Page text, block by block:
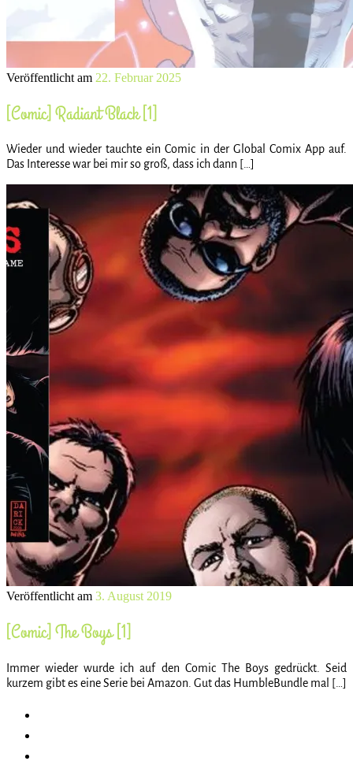
Veröffentlicht am 22. Februar 2025
[Comic] Radiant Black [1]
Wieder und wieder tauchte ein Comic in der Global Comix App auf.
Das Interesse war bei mir so groß, dass ich dann […]
Veröffentlicht am 3. August 2019
[Comic] The Boys [1]
Immer wieder wurde ich auf den Comic The Boys gedrückt. Seid
kurzem gibt es eine Serie bei Amazon. Gut das HumbleBundle mal […]